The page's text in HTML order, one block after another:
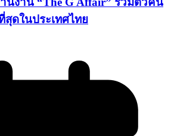
สุดในประเทศไทย